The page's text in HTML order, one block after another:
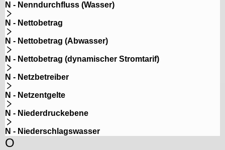
N - Nenndurchfluss (Wasser)
N - Nettobetrag
N - Nettobetrag (Abwasser)
N - Nettobetrag (dynamischer Stromtarif)
N - Netzbetreiber
N - Netzentgelte
N - Niederdruckebene
N - Niederschlagswasser
O